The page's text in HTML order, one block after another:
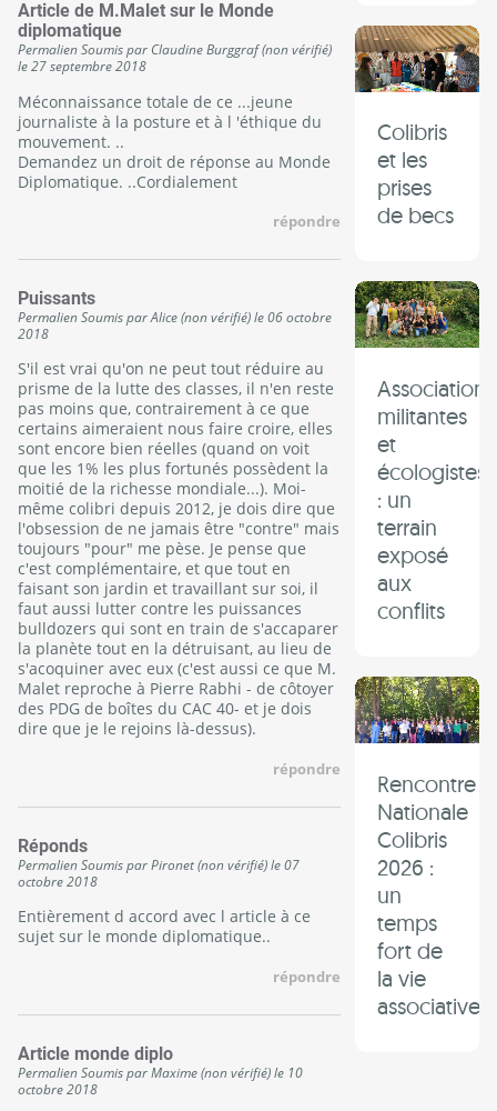
Colibris
et les
prises
de becs
Associations
militantes
et
écologistes
: un
terrain
exposé
aux
conflits
Rencontre
Nationale
Colibris
2026 :
un
temps
fort de
la vie
associative
Article de M.Malet sur le Monde
diplomatique
PermalienSoumis par Claudine Burggraf (non vérifié)
le27 septembre 2018
Méconnaissance totale de ce ...jeune
journaliste à la posture et à l 'éthique du
mouvement. ..
Demandez un droit de réponse au Monde
Diplomatique. ..Cordialement
répondre
Puissants
PermalienSoumis parAlice (non vérifié)le06 octobre
2018
S'il est vrai qu'on ne peut tout réduire au
prisme de la lutte des classes, il n'en reste
pas moins que, contrairement à ce que
certains aimeraient nous faire croire, elles
sont encore bien réelles (quand on voit
que les 1% les plus fortunés possèdent la
moitié de la richesse mondiale...). Moi-
même colibri depuis 2012, je dois dire que
l'obsession de ne jamais être "contre" mais
toujours "pour" me pèse. Je pense que
c'est complémentaire, et que tout en
faisant son jardin et travaillant sur soi, il
faut aussi lutter contre les puissances
bulldozers qui sont en train de s'accaparer
la planète tout en la détruisant, au lieu de
s'acoquiner avec eux (c'est aussi ce que M.
Malet reproche à Pierre Rabhi - de côtoyer
des PDG de boîtes du CAC 40- et je dois
dire que je le rejoins là-dessus).
répondre
Réponds
PermalienSoumis parPironet (non vérifié)le07
octobre 2018
Entièrement d accord avec l article à ce
sujet sur le monde diplomatique..
répondre
Article monde diplo
PermalienSoumis parMaxime (non vérifié)le 10
octobre 2018